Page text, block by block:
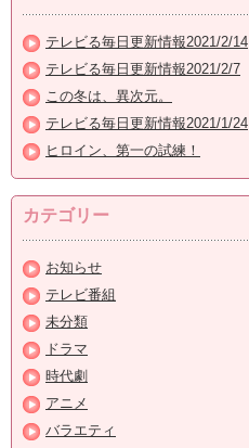
テレビる毎日更新情報2021/2/14
テレビる毎日更新情報2021/2/7
この冬は、異次元。
テレビる毎日更新情報2021/1/24
ヒロイン、第一の試練！
カテゴリー
お知らせ
テレビ番組
未分類
ドラマ
時代劇
アニメ
バラエティ